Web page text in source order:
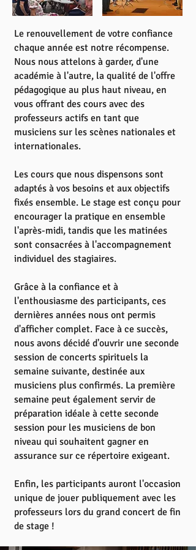
Le renouvellement de votre confiance
chaque année est notre récompense.
Nous nous attelons à garder, d'une
académie à l'autre, la qualité de l'offre
pédagogique au plus haut niveau, en
vous offrant des cours avec des
professeurs actifs en tant que
musiciens sur les scènes nationales et
internationales.
Les cours que nous dispensons sont
adaptés à vos besoins et aux objectifs
fixés ensemble. Le stage est conçu pour
encourager la pratique en ensemble
l'après-midi, tandis que les matinées
sont consacrées à l'accompagnement
individuel des stagiaires.
Grâce à la confiance et à
l'enthousiasme des participants, ces
dernières années nous ont permis
d'afficher complet. Face à ce succès,
nous avons décidé d'ouvrir une seconde
session de concerts spirituels la
semaine suivante, destinée aux
musiciens plus confirmés. La première
semaine peut également servir de
préparation idéale à cette seconde
session pour les musiciens de bon
niveau qui souhaitent gagner en
assurance sur ce répertoire exigeant.
Enfin, les participants auront l'occasion
unique de jouer publiquement avec les
professeurs lors du grand concert de fin
de stage !